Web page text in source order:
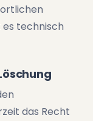
technisch
das Recht